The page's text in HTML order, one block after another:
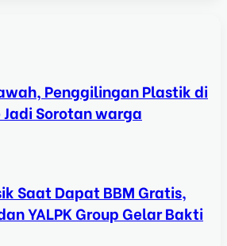
Penggilingan Plastik di
Sorotan warga
Saat Dapat BBM Gratis,
YALPK Group Gelar Bakti